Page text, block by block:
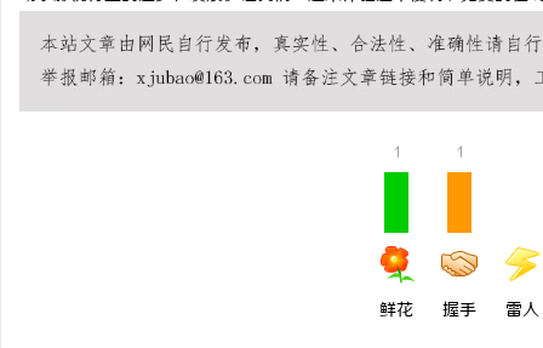
1
鲜花
1
握手 雷人
全面解析招标采购网在